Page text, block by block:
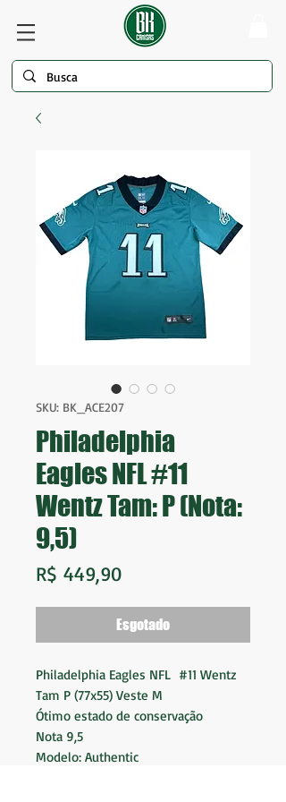
SKU: BK_ACE207
Philadelphia
Eagles NFL #11
Wentz Tam: P (Nota:
9,5)
R$ 449,90Preço
Esgotado
Philadelphia Eagles NFL #11 Wentz
Tam P (77x55) Veste M
Ótimo estado de conservação
Nota 9,5
Modelo: Authentic